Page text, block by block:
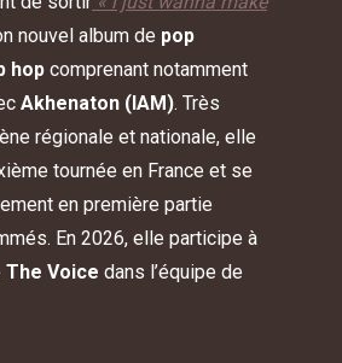
nouvel album de pop
hopcomprenant notamment
Akhenaton (IAM). Très
régionale et nationale, elle
tournée en France et se
en première partie
En 2026, elle participe à
The Voice dans l’équipe de